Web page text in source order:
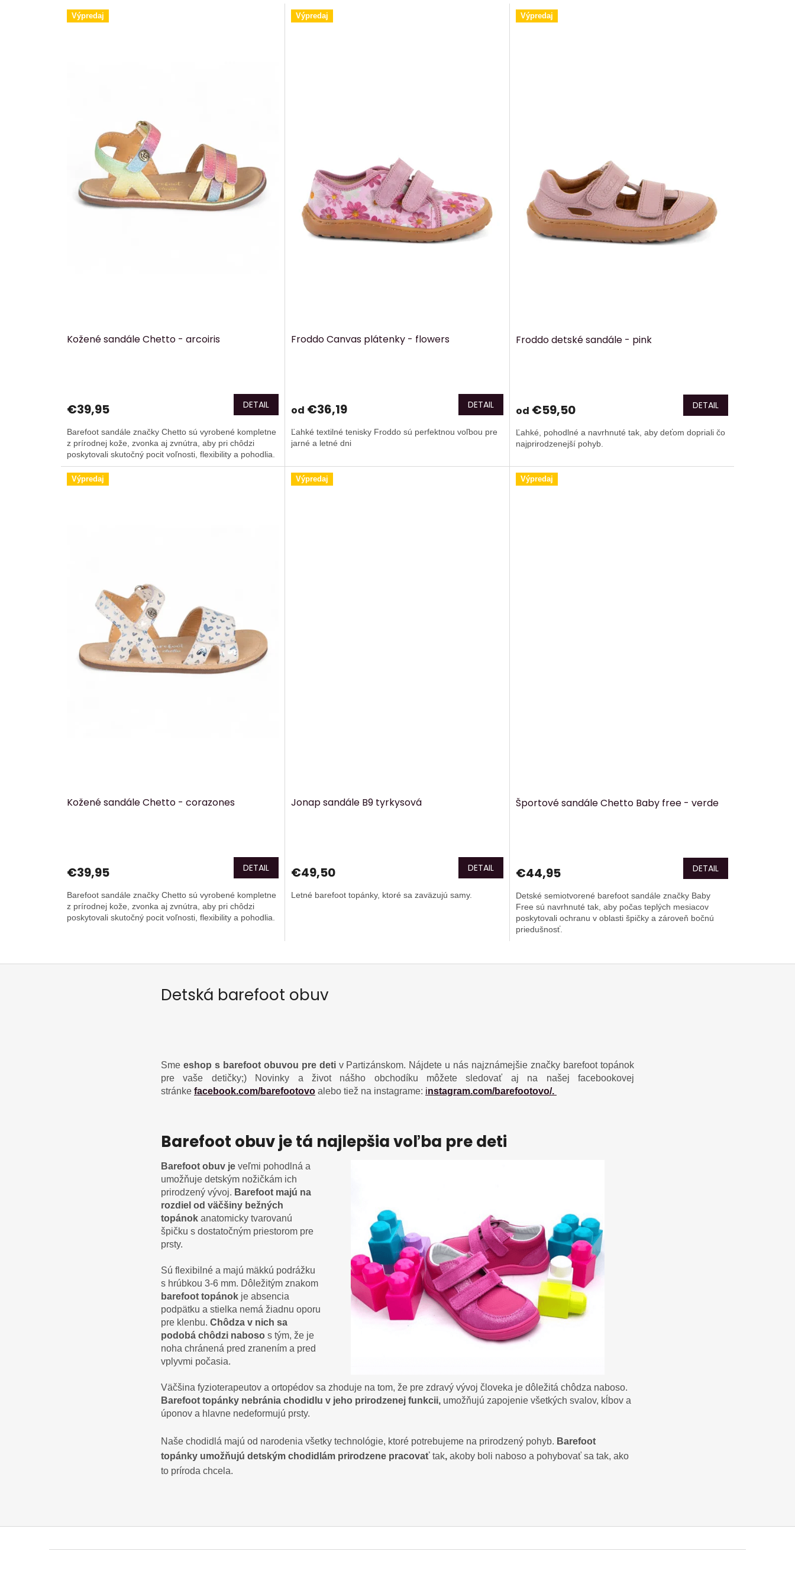
Výpredaj
Kožené sandále Chetto - arcoiris
€39,95 DETAIL
Barefoot sandále značky Chetto sú vyrobené kompletne
z prírodnej kože, zvonka aj zvnútra, aby pri chôdzi
poskytovali skutočný pocit voľnosti, flexibility a pohodlia.
Výpredaj
Froddo Canvas plátenky - flowers
od €36,19 DETAIL
Ľahké textilné tenisky Froddo sú perfektnou voľbou pre
jarné a letné dni
Výpredaj
Froddo detské sandále - pink
od €59,50 DETAIL
Ľahké, pohodlné a navrhnuté tak, aby deťom dopriali čo
najprirodzenejší pohyb.
Výpredaj
Kožené sandále Chetto - corazones
€39,95 DETAIL
Barefoot sandále značky Chetto sú vyrobené kompletne
z prírodnej kože, zvonka aj zvnútra, aby pri chôdzi
poskytovali skutočný pocit voľnosti, flexibility a pohodlia.
Výpredaj
Jonap sandále B9 tyrkysová
€49,50 DETAIL
Letné barefoot topánky, ktoré sa zaväzujú samy.
Výpredaj
Športové sandále Chetto Baby free - verde
€44,95 DETAIL
Detské semiotvorené barefoot sandále značky Baby
Free sú navrhnuté tak, aby počas teplých mesiacov
poskytovali ochranu v oblasti špičky a zároveň bočnú
priedušnosť.
Detská barefoot obuv
Sme eshop s barefoot obuvou pre detiv Partizánskom. Nájdete u nás najznámejšie značky barefoot topánok
pre vaše detičky;)
Novinky a život nášho obchodíku môžete sledovať aj na našej facebookovej
stránke facebook.com/barefootovo alebo tiež na instagrame: instagram.com/barefootovo/.
Barefoot obuv je tá najlepšia voľba pre deti
Barefoot obuv je veľmi pohodlná a
umožňuje detským nožičkám ich
prirodzený vývoj. Barefoot majú na
rozdiel od väčšiny bežných
topánok anatomicky tvarovanú
špičku s dostatočným priestorom pre
prsty.
Sú flexibilné a majú mäkkú podrážku
s hrúbkou 3-6 mm. Dôležitým znakom
barefoot topánok je absencia
podpätku a stielka nemá žiadnu oporu
pre klenbu. Chôdza v nich sa
podobá chôdzi naboso s tým, že je
noha chránená pred zranením a pred
vplyvmi počasia.
Väčšina fyzioterapeutov a ortopédov sa zhoduje na tom, že pre zdravý vývoj človeka je dôležitá chôdza naboso.
Barefoot topánky nebránia chodidlu v jeho prirodzenej funkcii, umožňujú zapojenie všetkých svalov, kĺbov a
úponov a hlavne nedeformujú prsty.
Naše chodidlá majú od narodenia všetky technológie, ktoré potrebujeme na prirodzený pohyb. Barefoot
topánky umožňujú detským chodidlám prirodzene pracovať tak, akoby boli naboso a pohybovať sa tak, ako
to príroda chcela.